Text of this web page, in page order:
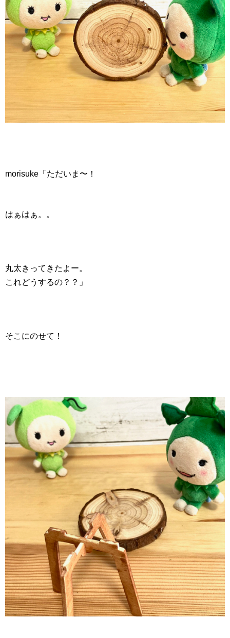
morisuke「ただいま〜！
はぁはぁ。。
丸太きってきたよー。
これどうするの？？」
そこにのせて！